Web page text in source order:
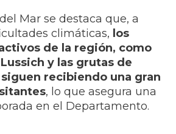
Mar se destaca que, a
climáticas, los
de la región, como
y las grutas de
recibiendo una gran
, lo que asegura una
en el Departamento.